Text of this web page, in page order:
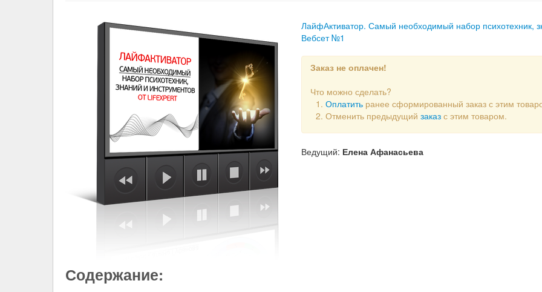
ЛайфАктиватор. Самый необходимый набор психотехник,
Вебсет №1
Заказ не оплачен!
Что можно сделать?
Оплатить ранее сформированный заказ с этим
Отменить предыдущий заказ с этим товаром.
Ведущий: Елена Афанасьева
Содержание: